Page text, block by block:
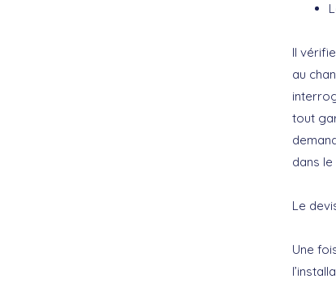
Il
au
tout
dans
Le
Une